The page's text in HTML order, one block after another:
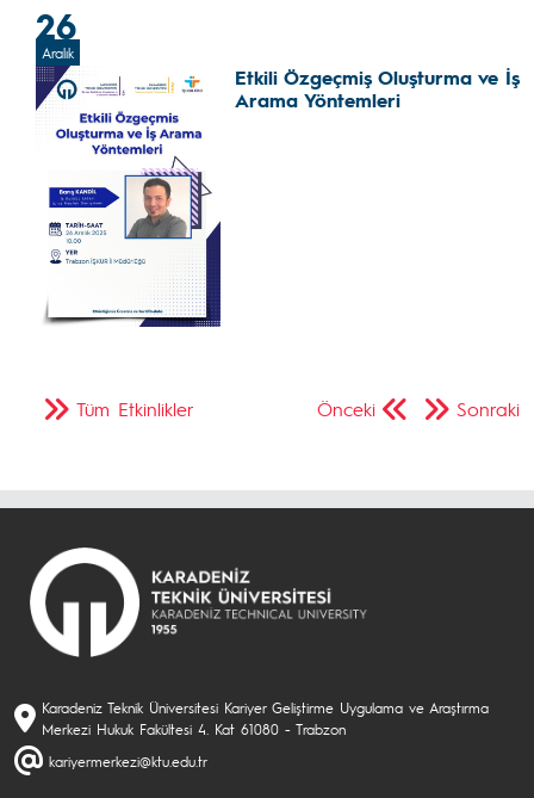
26
Aralık
Etkili Özgeçmiş Oluşturma ve İş
Arama Yöntemleri
Önceki Sonraki
Tüm Etkinlikler
Karadeniz Teknik Üniversitesi Kariyer Geliştirme Uygulama ve Araştırma
Merkezi Hukuk Fakültesi 4. Kat 61080 - Trabzon
kariyermerkezi@ktu.edu.tr